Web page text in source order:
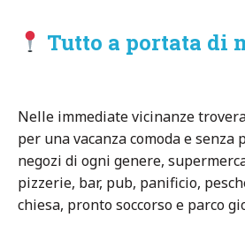
Tutto a portata di
Nelle immediate vicinanze
per una vacanza comoda e senza
negozi di ogni genere,
pizzerie, bar, pub, panificio,
chiesa, pronto soccorso e parco